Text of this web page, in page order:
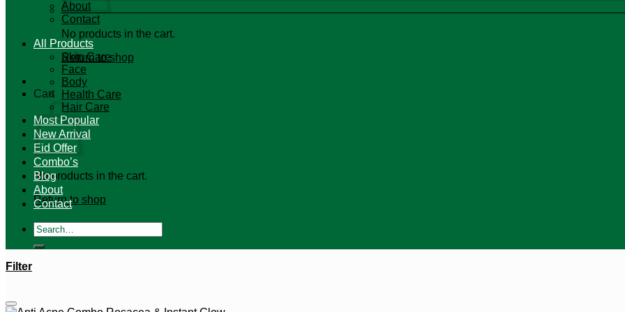
No products in the cart.
Return to shop
Cart
No products in the cart.
Return to shop
About
Contact
All Products
Skin Care
Face
Body
Health Care
Hair Care
Most Popular
New Arrival
Eid Offer
Combo’s
Blog
About
Contact
Search
for:
Filter